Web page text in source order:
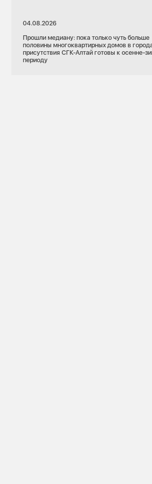
04.08.2026
Прошли медиану: пока только чуть больше
половины многоквартирных домов в
присутствия СГК-Алтай готовы к осенне-
периоду